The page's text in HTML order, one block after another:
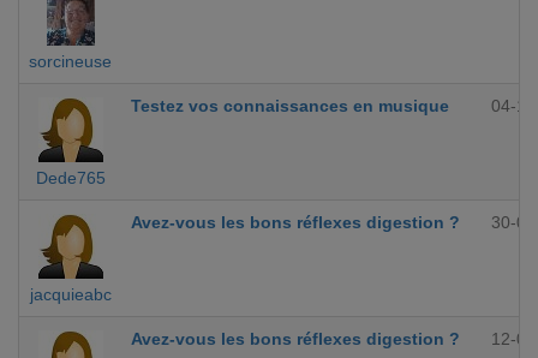
sorcineuse
Dede765
Testez vos connaissances en musique 04-
jacquieabc
Avez-vous les bons réflexes digestion ? 30-
Avez-vous les bons réflexes digestion ? 12-